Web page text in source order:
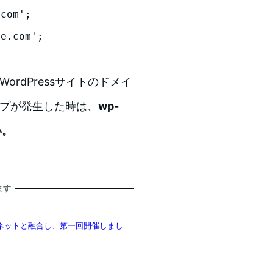
サイトのドメイ
が発生した時は、 wp-
す
ットと融合し、第一回開催しまし